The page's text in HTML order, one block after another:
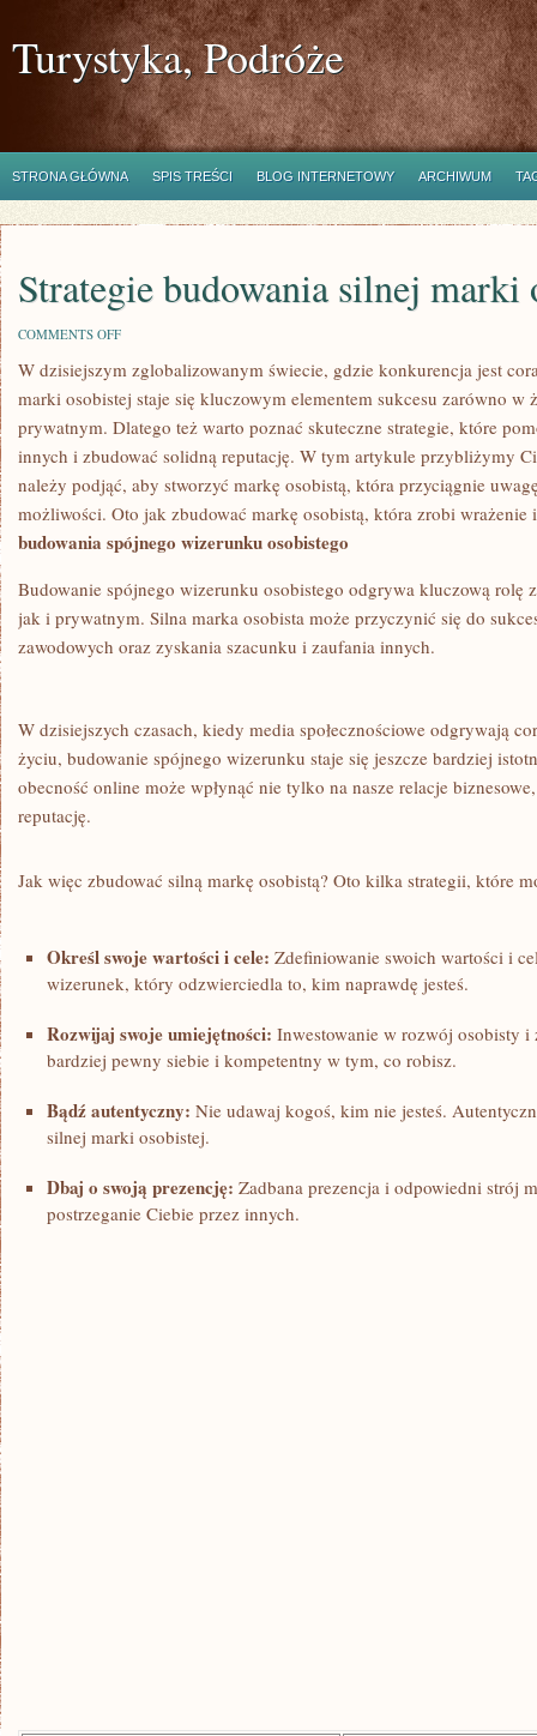
Turystyka, Podróże
STRONA GŁÓWNA SPIS TREŚCI BLOG INTERNETOWY ARCHIWUM
Strategie budowania silnej marki
COMMENTS OFFON
BUDOWANIA
MARKI
OSOBISTEJ
W dzisiejszym‍ zglobalizowanym świecie, gdzie konkurencja jest
marki ⁢osobistej‍ staje się kluczowym elementem sukcesu zarówno ⁤w
prywatnym. Dlatego też warto poznać‍ skuteczne⁣ strategie, które
innych i zbudować solidną reputację. W tym artykule przybliżymy
należy podjąć, aby stworzyć markę‍ osobistą, która przyciągnie
możliwości. Oto jak zbudować markę osobistą, która zrobi wrażenie
budowania ‌spójnego wizerunku osobistego
Budowanie⁢ spójnego wizerunku osobistego‍ odgrywa kluczową rolę
jak i prywatnym. Silna marka osobista może przyczynić się do
zawodowych ⁤oraz zyskania szacunku i zaufania innych.
W dzisiejszych⁣ czasach,⁣ kiedy media społecznościowe odgrywają⁢
życiu, budowanie spójnego wizerunku staje się jeszcze‌ bardziej
obecność online może‍ wpłynąć ⁢nie‌ tylko⁢ na ‌nasze relacje
reputację.
Jak ⁣więc zbudować⁣ silną markę‌ osobistą? Oto⁤ kilka strategii, które
Określ swoje wartości‍ i cele: Zdefiniowanie⁢ swoich wartości i
wizerunek, który odzwierciedla to, ‍kim naprawdę ⁣jesteś.
Rozwijaj swoje umiejętności: ⁢Inwestowanie w rozwój osobisty i
bardziej pewny siebie i kompetentny w tym, co robisz.
Bądź ⁢autentyczny: Nie udawaj kogoś, ‌kim ‍nie ​jesteś.
silnej ‍marki osobistej.
Dbaj o ‌swoją prezencję: Zadbana⁢ prezencja i odpowiedni strój
postrzeganie Ciebie przez innych.